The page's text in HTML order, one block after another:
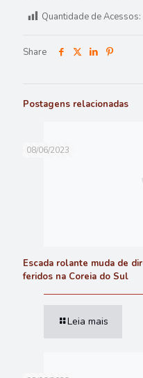
Quantidade de Acessos:
Share
Postagens relacionadas
08/06/2023
Escada rolante muda de
feridos na Coreia do Sul
Leia mais